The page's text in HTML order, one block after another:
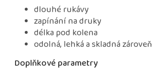
dlouhé rukávy
zapínání na druky
délka pod kolena
odolná, lehká a skladná zároveň
Doplňkové parametry